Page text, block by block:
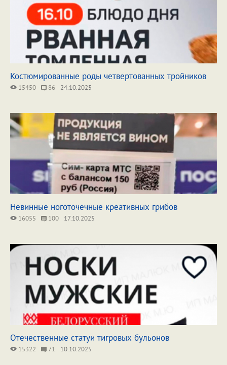
Костюмированные роды четвертованных тройников
15450 86 24.10.2025
Невинные ноготочечные креативных грибов
16055 100 17.10.2025
Отечественные статуи тигровых бульонов
15322 71 10.10.2025